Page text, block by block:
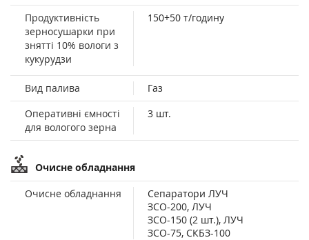
Продуктивність
зерносушарки при
знятті 10% вологи з
кукурудзи
150+50 т/годину
Вид палива
Газ
Оперативні ємності
для вологого зерна
3 шт.
Очисне обладнання
Очисне обладнання
Сепаратори ЛУЧ
ЗСО-200, ЛУЧ
ЗСО-150 (2 шт.), ЛУЧ
ЗСО-75, СКБЗ-100